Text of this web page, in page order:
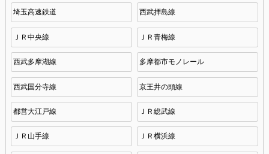
埼玉高速鉄道 西武拝島線
ＪＲ中央線 ＪＲ青梅線
西武多摩湖線 多摩都市モノレール
西武国分寺線 京王井の頭線
都営大江戸線 ＪＲ総武線
ＪＲ山手線 ＪＲ横浜線